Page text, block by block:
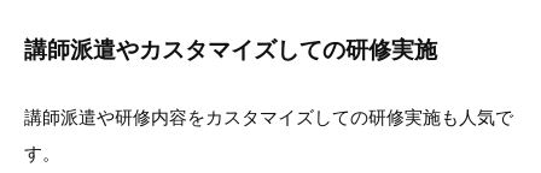
講師派遣やカスタマイズしての研修実施
講師派遣や研修内容をカスタマイズしての研修実施も人気で
す。